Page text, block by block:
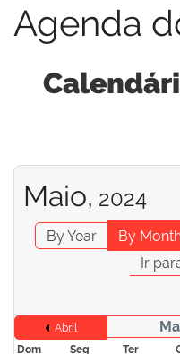
Agenda
Maio, 2024
By Year By
Ir
Abril
Dom
Seg Ter